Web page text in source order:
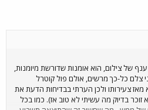
של צילום, הוא אומנות שדורשת מיומנות,
צלם כל-כך מרשים, אולם פול קוטרל
צעירותו ולכן הערתי בבדיחות הדעת את
בדיוק מה עשיתי לא טוב אז). כמו בכל